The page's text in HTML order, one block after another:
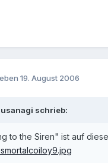
19. August 2006
schrieb:
to the Siren" ist auf